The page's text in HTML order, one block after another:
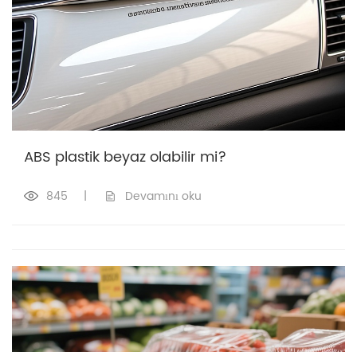
ABS plastik beyaz olabilir mi?
845 | Devamını oku